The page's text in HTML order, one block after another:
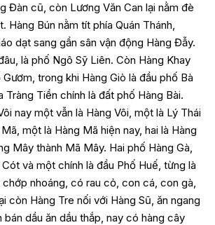
Đàn cũ, còn Lương Văn Can lại nằm đè
Hàng Bún nằm tít phía Quán Thánh,
dạt sang gần sân vận động Hàng Đẫy.
là phố Ngô Sỹ Liên. Còn Hàng Khay
trong khi Hàng Giò là đầu phố Bà
Tràng Tiền chính là đất phố Hàng Bài.
nay một vẫn là Hàng Vôi, một là Lý Thái
một là Hàng Mã hiện nay, hai là Hàng
Mây thành Mã Mây. Hai phố Hàng Gà,
và một chính là đầu Phố Huế, từng là
nhoáng, có rau cỏ, con cá, con gà,
còn Hàng Tre nối với Hàng Sũ, ăn ngang
bán dầu ăn dầu thắp, nay có hàng cây